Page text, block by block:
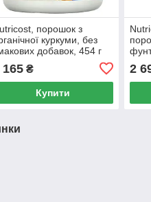
порошок з
куркуми, без
добавок, 454 г
165₴
Купити
2